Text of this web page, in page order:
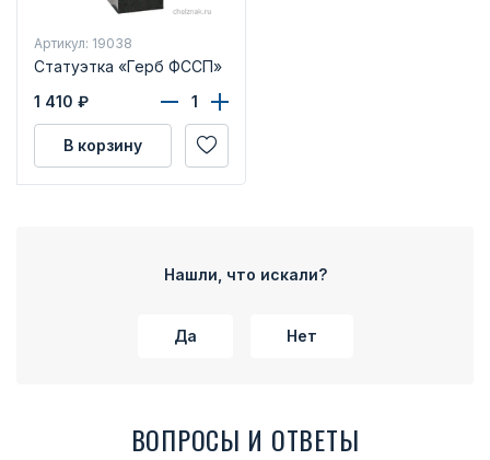
Артикул: 19038
Статуэтка «Герб ФССП»
1 410 ₽
В корзину
Нашли, что искали?
Да Нет
ВОПРОСЫ И ОТВЕТЫ